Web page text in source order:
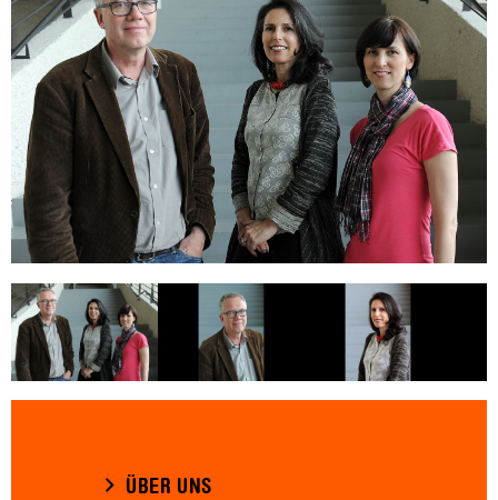
ÜBER UNS